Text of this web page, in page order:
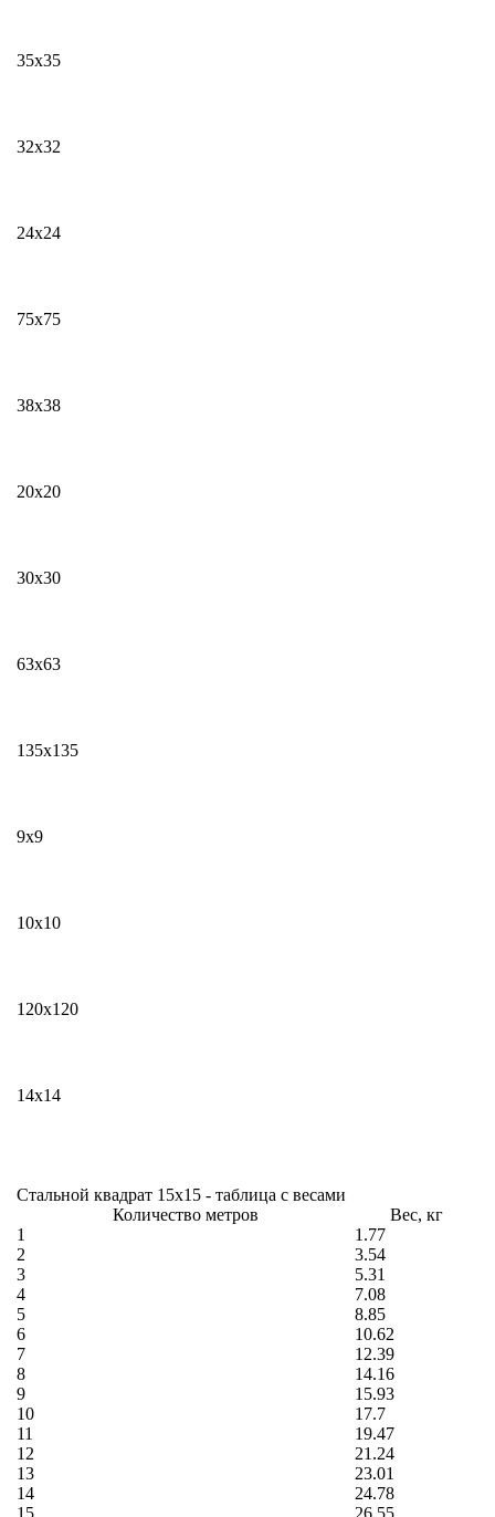
35х35
32х32
24х24
75х75
38х38
20х20
30х30
63х63
135х135
9х9
10х10
120х120
14х14
Стальной квадрат 15х15 - таблица с весами
Количество метров
Вес, кг
1
1.77
2
3.54
3
5.31
4
7.08
5
8.85
6
10.62
7
12.39
8
14.16
9
15.93
10
17.7
11
19.47
12
21.24
13
23.01
14
24.78
15
26.55